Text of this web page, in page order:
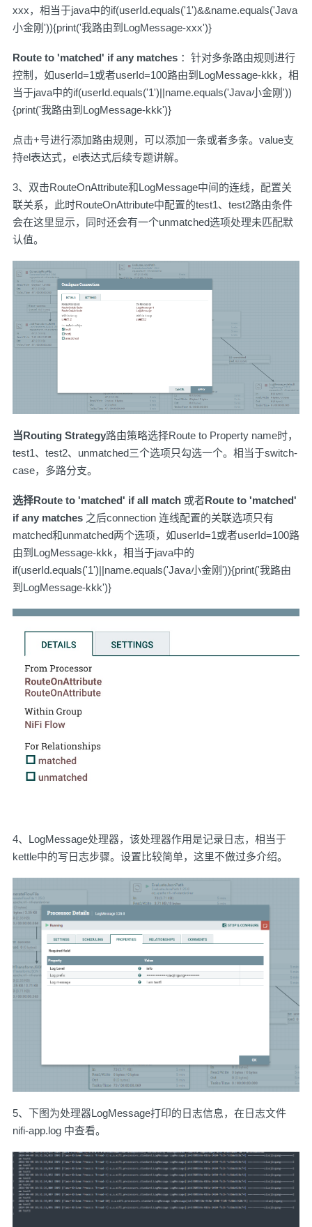
xxx，相当于java中的if(userId.equals('1')&&name.equals('Java
小金刚')){print('我路由到LogMessage-xxx')}
Route to 'matched' if any matches ：针对多条路由规则进行
控制，如userId=1或者userId=100路由到LogMessage-kkk，相
当于java中的if(userId.equals('1')||name.equals('Java小金刚'))
{print('我路由到LogMessage-kkk')}
点击+号进行添加路由规则​，可以添加一条或者多条。value支
持el表达式，el表达式​后续专题讲解。
3、双击RouteOnAttribute和LogMessage中间的连线，配置关
联关系，此时RouteOnAttribute中配置的test1、test2路由条件
会在这里显示，同时还会有一个unmatched选项处理未匹配默
认值。
当Routing Strategy路由策略选择Route to Property name时，
test1、test2、unmatched三个选项只勾选一个。相当于switch-
case，多路分支。
选择Route to 'matched' if all match 或者Route to 'matched'
if any matches 之后connection 连线配置的关联选项只有
matched和unmatched两个选项，如userId=1或者userId=100路
由到LogMessage-kkk，相当于java中的
if(userId.equals('1')||name.equals('Java小金刚')){print('我路由
到LogMessage-kkk')}
4、LogMessage处理器，该处理器作用是记录日志，相当于
kettle中的写日志步骤。设置比较简单，这里不做过多介绍。
5、下图为处理器LogMessage打印的日志信息，在日志文件
nifi-app.log 中查看。